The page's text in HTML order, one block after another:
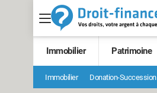
Immobilier Patrimoine
Immobilier Donation-Succession